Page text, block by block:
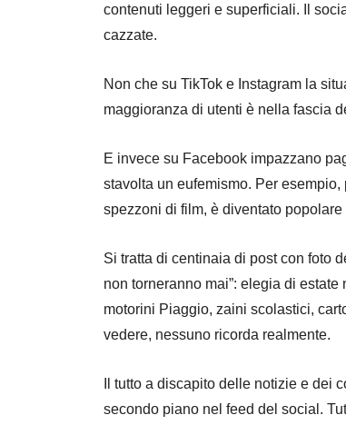
contenuti leggeri e superficiali. Il
cazzate.
Non che su TikTok e Instagram la
maggioranza di utenti è nella fascia
E invece su Facebook impazzano
stavolta un eufemismo. Per
spezzoni di film, è diventato popolare
Si tratta di centinaia di post con foto
non torneranno mai”: elegia di
motorini Piaggio, zaini scolastici,
vedere, nessuno ricorda realmente.
Il tutto a discapito delle notizie e dei
secondo piano nel feed del social.